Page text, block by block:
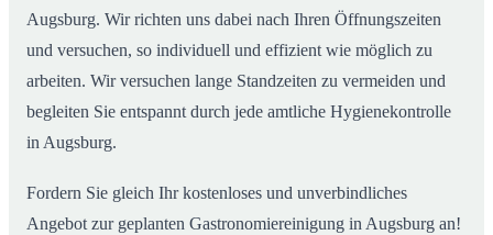
Augsburg. Wir richten uns dabei nach Ihren Öffnungszeiten
und versuchen, so individuell und effizient wie möglich zu
arbeiten. Wir versuchen lange Standzeiten zu vermeiden und
begleiten Sie entspannt durch jede amtliche Hygienekontrolle
in Augsburg.
Fordern Sie gleich Ihr kostenloses und unverbindliches
Angebot zur geplanten Gastronomiereinigung in Augsburg an!